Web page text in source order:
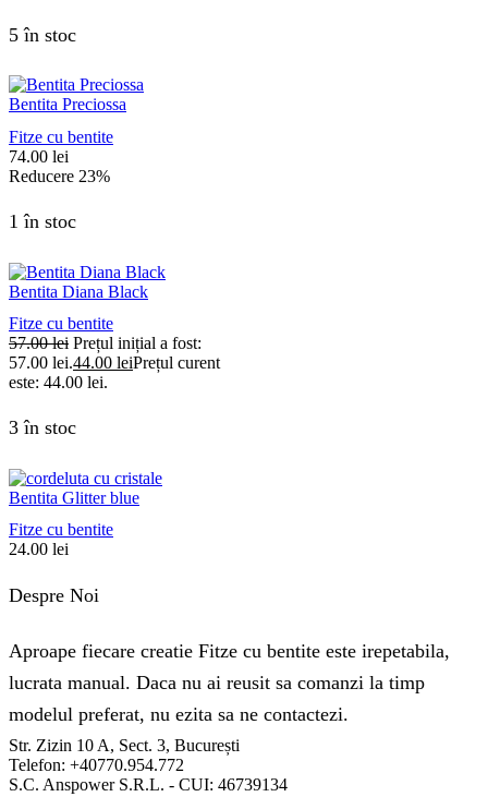
5 în stoc
Bentita Preciossa
Fitze cu bentite
74.00 lei
Reducere 23%
1 în stoc
Bentita Diana Black
Fitze cu bentite
57.00lei Prețul inițial a fost:
57.00 lei.44.00 leiPrețul curent
este: 44.00 lei.
3 în stoc
Bentita Glitter blue
Fitze cu bentite
24.00 lei
Despre Noi
Aproape fiecare creatie Fitze cu bentite este irepetabila,
lucrata manual. Daca nu ai reusit sa comanzi la timp
modelul preferat, nu ezita sa ne contactezi.
Str. Zizin 10 A, Sect. 3, București
Telefon: +40770.954.772
S.C. Anspower S.R.L. - CUI: 46739134